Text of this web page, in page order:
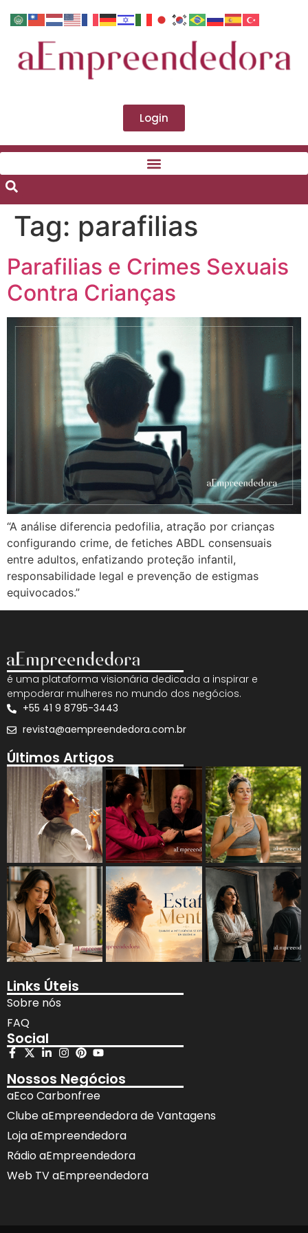
Login
Tag: parafilias
Parafilias e Crimes Sexuais
Contra Crianças
“A análise diferencia pedofilia, atração por crianças
configurando crime, de fetiches ABDL consensuais
entre adultos, enfatizando proteção infantil,
responsabilidade legal e prevenção de estigmas
equivocados.”
é uma plataforma visionária dedicada a inspirar e
empoderar mulheres no mundo dos negócios.
+55 41 9 8795-3443
revista@aempreendedora.com.br
Últimos Artigos
Links Úteis
Sobre nós
FAQ
Social
Nossos Negócios
aEco Carbonfree
Clube aEmpreendedora de Vantagens
Loja aEmpreendedora
Rádio aEmpreendedora
Web TV aEmpreendedora